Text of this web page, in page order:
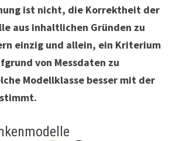
ist nicht, die Korrektheit der
aus inhaltlichen Gründen zu
einzig und allein, ein Kriterium
von Messdaten zu
Modellklasse besser mit der